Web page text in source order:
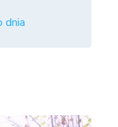
dnia